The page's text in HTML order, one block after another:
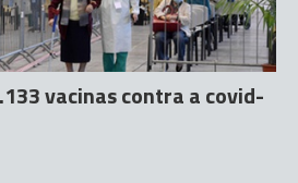
vacinas contra a covid-